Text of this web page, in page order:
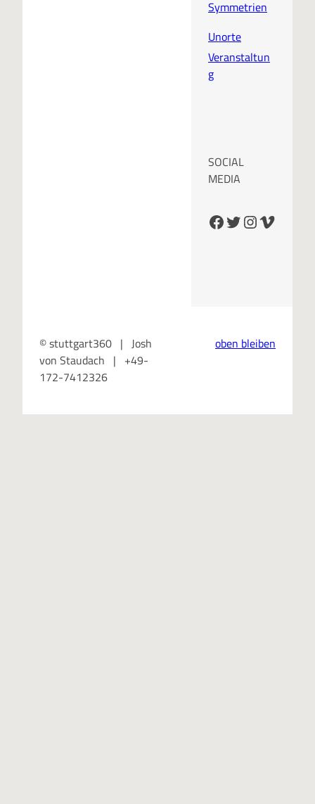
Symmetrien
Unorte
Veranstaltun
g
SOCIAL
MEDIA
Facebook Twitter InstagramVimeo
© stuttgart360 | Josh
von Staudach | +49-
172-7412326
oben bleiben